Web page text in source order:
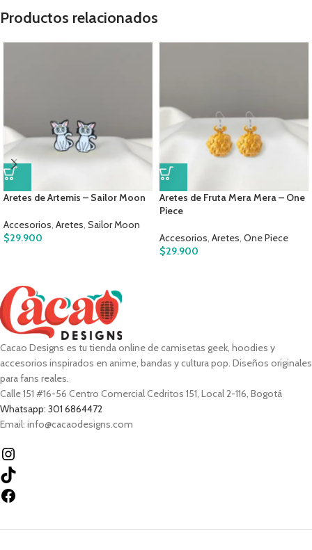
Productos relacionados
Aretes de Artemis – Sailor Moon
Accesorios, Aretes, Sailor Moon
$29.900
Aretes de Fruta Mera Mera – One
Piece
Accesorios, Aretes, One Piece
$29.900
Cacao Designs es tu tienda online de camisetas geek, hoodies y
accesorios inspirados en anime, bandas y cultura pop. Diseños originales
para fans reales.
Calle 151 #16-56 Centro Comercial Cedritos 151, Local 2-116, Bogotá
Whatsapp: 301 6864472
Email: info@cacaodesigns.com